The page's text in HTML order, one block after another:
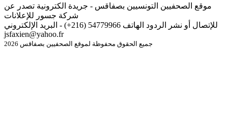
موقع الصحفيين التونسيين بصفاقس - جريدة الكترونية تصدر عن
شركة جسور للإعلانات
للإتصال أو نشر الردود الهاتف 54779966 (216+) - البريد الإلكتروني
jsfaxien@yahoo.fr
جميع الحقوق محفوظة لموقع الصحفيين بصفاقس 2026